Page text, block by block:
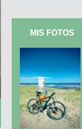
MIS FOTOS